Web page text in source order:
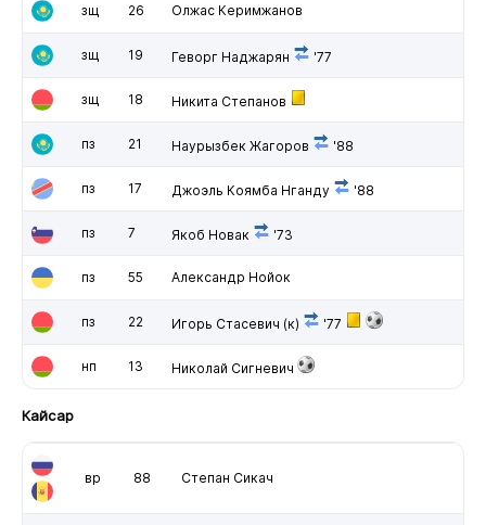
зщ 26 Олжас Керимжанов
зщ 19 Геворг Наджарян '77
зщ 18 Никита Степанов
пз 21 Наурызбек Жагоров '88
пз 17 Джоэль Коямба Нганду '88
пз 7 Якоб Новак '73
пз 55 Александр Нойок
пз 22 Игорь Стасевич (к) '77
нп 13 Николай Сигневич
Кайсар
вр 88 Степан Сикач